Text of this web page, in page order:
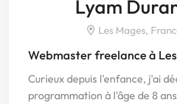
Lyam
Les Mages,
Webmaster freelance à
Curieux depuis l'enfance, j'ai
programmation à l'âge de 8